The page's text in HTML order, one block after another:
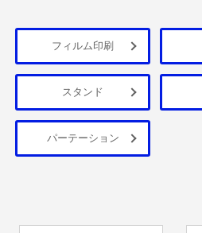
フィルム印刷
スタンド
パーテーション